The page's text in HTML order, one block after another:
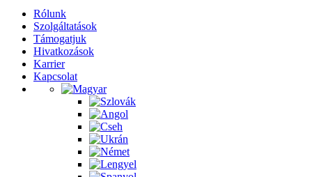
Rólunk
Szolgáltatások
Támogatjuk
Hivatkozások
Karrier
Kapcsolat